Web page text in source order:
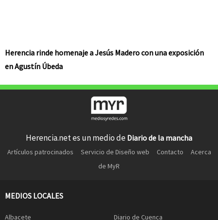
Herencia rinde homenaje a Jesús Madero con una exposición
en Agustín Úbeda
Herencia.net es un medio de Diario de la mancha
Artículos patrocinados Servicio de Diseño web Contacto
Acerca
de MyR
MEDIOS LOCALES
Albacete Diario de Cuenca